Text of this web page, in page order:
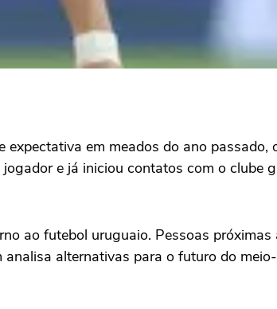
em meados do ano passado,
e já iniciou contatos com o clube
ao futebol uruguaio. Pessoas
alternativas para o futuro do